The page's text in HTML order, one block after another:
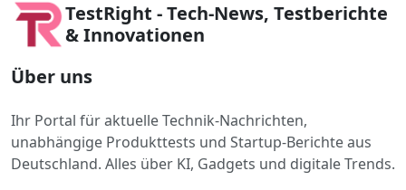
TestRight - Tech-News, Testberichte
& Innovationen
Über uns
Ihr Portal für aktuelle Technik-Nachrichten,
unabhängige Produkttests und Startup-Berichte aus
Deutschland. Alles über KI, Gadgets und digitale Trends.